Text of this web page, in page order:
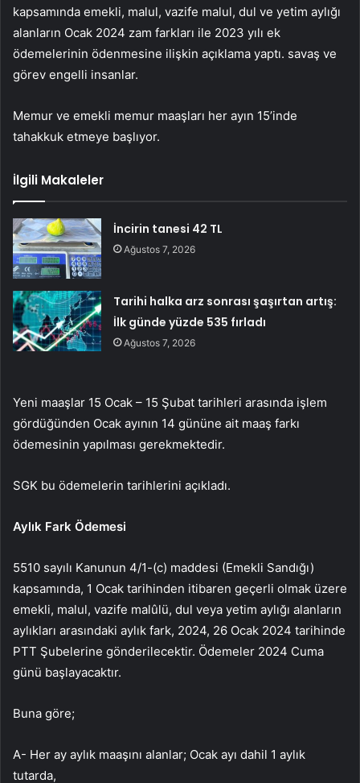
kapsamında emekli, malul, vazife malul, dul ve yetim aylığı
alanların Ocak 2024 zam farkları ile 2023 yılı ek
ödemelerinin ödenmesine ilişkin açıklama yaptı. savaş ve
görev engelli insanlar.
Memur ve emekli memur maaşları her ayın 15’inde
tahakkuk etmeye başlıyor.
İlgili Makaleler
İncirin tanesi 42 TL
Ağustos 7, 2026
Tarihi halka arz sonrası şaşırtan artış:
İlk günde yüzde 535 fırladı
Ağustos 7, 2026
Yeni maaşlar 15 Ocak – 15 Şubat tarihleri ​​arasında işlem
gördüğünden Ocak ayının 14 gününe ait maaş farkı
ödemesinin yapılması gerekmektedir.
SGK bu ödemelerin tarihlerini açıkladı.
Aylık Fark Ödemesi
5510 sayılı Kanunun 4/1-(c) maddesi (Emekli Sandığı)
kapsamında, 1 Ocak tarihinden itibaren geçerli olmak üzere
emekli, malul, vazife malûlü, dul veya yetim aylığı alanların
aylıkları arasındaki aylık fark, 2024, 26 Ocak 2024 tarihinde
PTT Şubelerine gönderilecektir. Ödemeler 2024 Cuma
günü başlayacaktır.
Buna göre;
A- Her ay aylık maaşını alanlar; Ocak ayı dahil 1 aylık
tutarda,